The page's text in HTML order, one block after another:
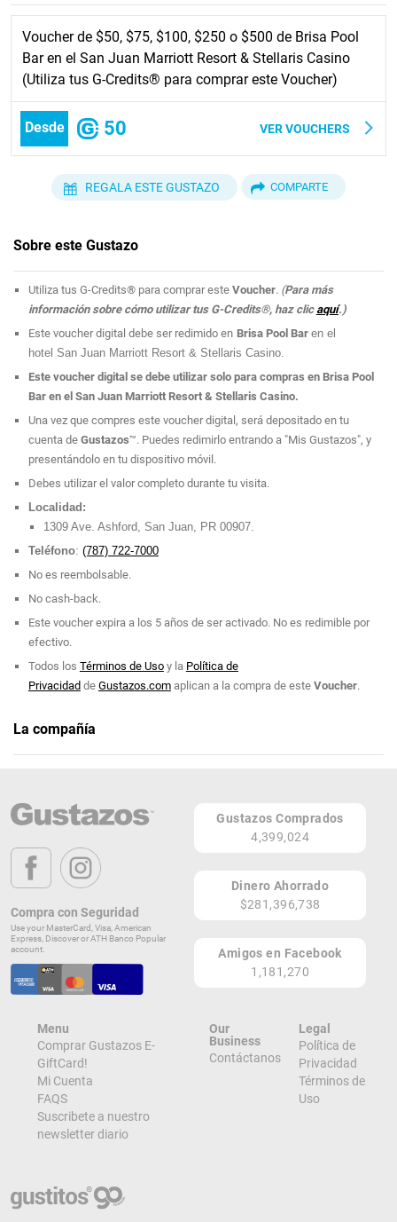
Voucher de $50, $75, $100, $250 o $500 de Brisa Pool
Bar en el San Juan Marriott Resort & Stellaris Casino
(Utiliza tus G-Credits® para comprar este Voucher)
Desde 50 VER VOUCHERS
REGALA ESTE GUSTAZO COMPARTE
Sobre este Gustazo
Utiliza tus G-Credits® para comprar este Voucher. (Para más
información sobre cómo utilizar tus G-Credits®, haz clic aquí.)
Este voucher digital debe ser redimido en Brisa Pool Bar en el
hotel San Juan Marriott Resort & Stellaris Casino.
Este voucher digital se debe utilizar solo para compras en Brisa Pool
Bar en el San Juan Marriott Resort & Stellaris Casino.
Una vez que compres este voucher digital, será depositado en tu
cuenta de Gustazos™. Puedes redimirlo entrando a "Mis Gustazos", y
presentándolo en tu dispositivo móvil.
Debes utilizar el valor completo durante tu visita.
Localidad:
1309 Ave. Ashford, San Juan, PR 00907.
Teléfono: (787) 722-7000
No es reembolsable.
No cash-back.
Este voucher expira a los 5 años de ser activado. No es redimible por
efectivo.
Todos los Términos de Usoy la Política de
Privacidad de Gustazos.comaplican a la compra de este Voucher.
La compañía
1309 Ashford Avenue, Condado
Lugares de Redención
¡Ver todos en el Mapa!
1309 Ave Ashford
San Juan 00907
PR
Compra con Seguridad
Use your MasterCard, Visa, American
Express, Discover or ATH Banco Popular
account.
Gustazos Comprados
4,399,024
Dinero Ahorrado
$281,396,738
Amigos en Facebook
1,181,270
Menu
Comprar Gustazos E-
GiftCard!
Mi Cuenta
FAQS
Suscribete a nuestro
newsletter diario
Our
Business
Contáctanos
Legal
Política de
Privacidad
Términos de
Uso